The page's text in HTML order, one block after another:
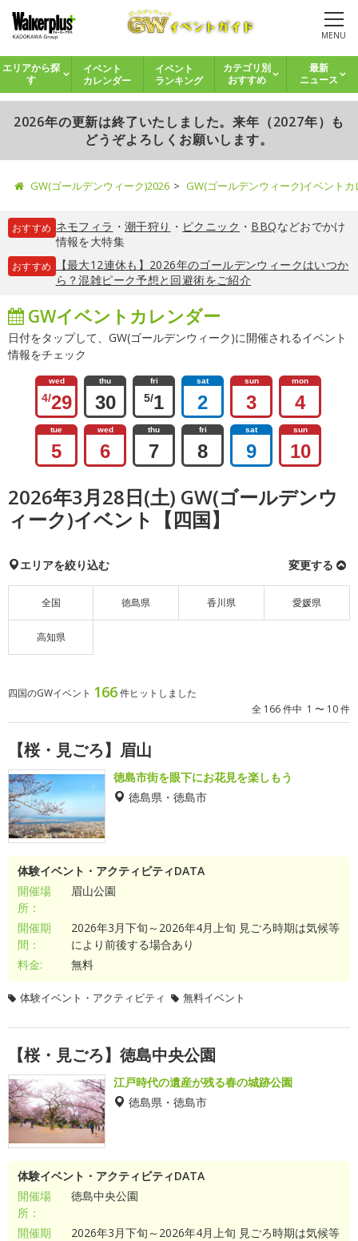
MENU
エリアから探
す
イベント
カレンダー
イベント
ランキング
カテゴリ別
おすすめ
最新
ニュース
2026年の更新は終了いたしました。来年（2027年）も
どうぞよろしくお願いします。
GW(ゴールデンウィーク)2026 GW(ゴールデンウィーク)イベント
おすすめ ネモフィラ ・ 潮干狩り ・ ピクニック ・ BBQなどおでかけ
情報を大特集
おすすめ
【最大12連休も】2026年のゴールデンウィークはいつか
ら？混雑ピーク予想と回避術をご紹介
GWイベントカレンダー
日付をタップして、GW(ゴールデンウィーク)に開催されるイベント
情報をチェック
wed
4/29
thu
30
fri
5/1
sat
2
sun
3
mon
4
tue
5
wed
6
thu
7
fri
8
sat
9
sun
10
2026年3月28日(土) GW(ゴールデンウ
ィーク)イベント【四国】
エリアを絞り込む 変更する
全国 徳島県 香川県 愛媛県
高知県
四国のGWイベント 166件ヒットしました
全 166 件中 1 〜 10 件
【桜・見ごろ】眉山
徳島市街を眼下にお花見を楽しもう
徳島県・徳島市
体験イベント・アクティビティDATA
開催場
所：
眉山公園
開催期
間：
2026年3月下旬～2026年4月上旬 見ごろ時期は気候等
により前後する場合あり
料金:
無料
体験イベント・アクティビティ 無料イベント
【桜・見ごろ】徳島中央公園
江戸時代の遺産が残る春の城跡公園
徳島県・徳島市
体験イベント・アクティビティDATA
開催場
所：
徳島中央公園
開催期
2026年3月下旬～2026年4月上旬 見ごろ時期は気候等